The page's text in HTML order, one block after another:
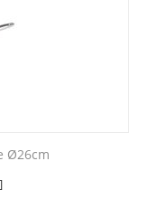
Ø26cm